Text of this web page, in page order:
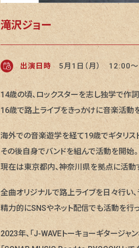
滝沢ジョー
出演日時 5月1日（月） 12:00〜
14歳の頃、ロックスターを志し独学で作
16歳で路上ライブをきっかけに音楽活動を
海外での音楽遊学を経て19歳でギタリス
その後自身でバンドを組んで活動を開始。
現在は東京都内、神奈川県を拠点に活動
全曲オリジナルで路上ライブを日々行い、
精力的にSNSやネット配信でも活動を行っ
2023年、「J-WAVEトーキョーギタージ